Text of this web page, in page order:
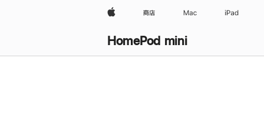
Apple 商店 Mac iPad
HomePod mini